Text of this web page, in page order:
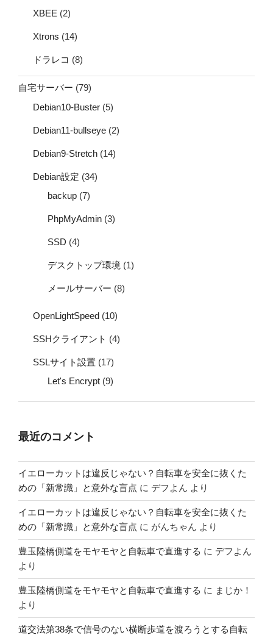
XBEE (2)
Xtrons (14)
ドラレコ (8)
自宅サーバー (79)
Debian10-Buster (5)
Debian11-bullseye (2)
Debian9-Stretch (14)
Debian設定 (34)
backup (7)
PhpMyAdmin (3)
SSD (4)
デスクトップ環境 (1)
メールサーバー (8)
OpenLightSpeed (10)
SSHクライアント (4)
SSLサイト設置 (17)
Let's Encrypt (9)
最近のコメント
イエローカットは違反じゃない？自転車を安全に抜くた
めの「新常識」と意外な盲点 に デフよん より
イエローカットは違反じゃない？自転車を安全に抜くた
めの「新常識」と意外な盲点 に がんちゃん より
豊玉陸橋側道をモヤモヤと自転車で直進する に デフよん
より
豊玉陸橋側道をモヤモヤと自転車で直進する に まじか！
より
道交法第38条で信号のない横断歩道を渡ろうとする自転